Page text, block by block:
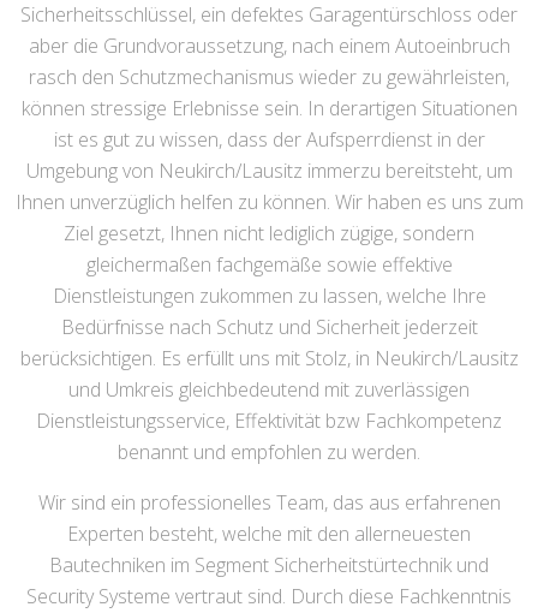
Sicherheitsschlüssel, ein defektes Garagentürschloss oder
aber die Grundvoraussetzung, nach einem Autoeinbruch
rasch den Schutzmechanismus wieder zu gewährleisten,
können stressige Erlebnisse sein. In derartigen Situationen
ist es gut zu wissen, dass der Aufsperrdienst in der
Umgebung von Neukirch/Lausitz immerzu bereitsteht, um
Ihnen unverzüglich helfen zu können. Wir haben es uns zum
Ziel gesetzt, Ihnen nicht lediglich zügige, sondern
gleichermaßen fachgemäße sowie effektive
Dienstleistungen zukommen zu lassen, welche Ihre
Bedürfnisse nach Schutz und Sicherheit jederzeit
berücksichtigen. Es erfüllt uns mit Stolz, in Neukirch/Lausitz
und Umkreis gleichbedeutend mit zuverlässigen
Dienstleistungsservice, Effektivität bzw Fachkompetenz
benannt und empfohlen zu werden.
Wir sind ein professionelles Team, das aus erfahrenen
Experten besteht, welche mit den allerneuesten
Bautechniken im Segment Sicherheitstürtechnik und
Security Systeme vertraut sind. Durch diese Fachkenntnis